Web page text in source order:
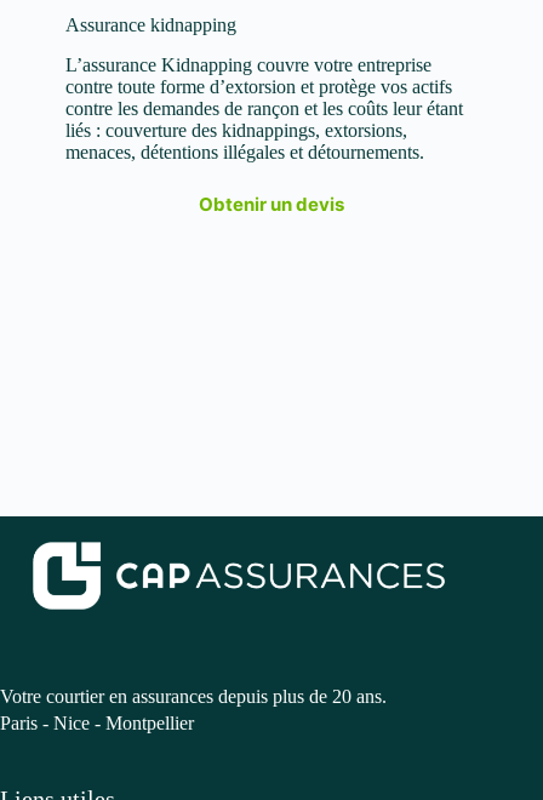
Assurance kidnapping
L’assurance Kidnapping couvre votre entreprise
contre toute forme d’extorsion et protège vos actifs
contre les demandes de rançon et les coûts leur étant
liés : couverture des kidnappings, extorsions,
menaces, détentions illégales et détournements.
Obtenir un devis
Votre courtier en assurances depuis plus de 20 ans.
Paris - Nice - Montpellier